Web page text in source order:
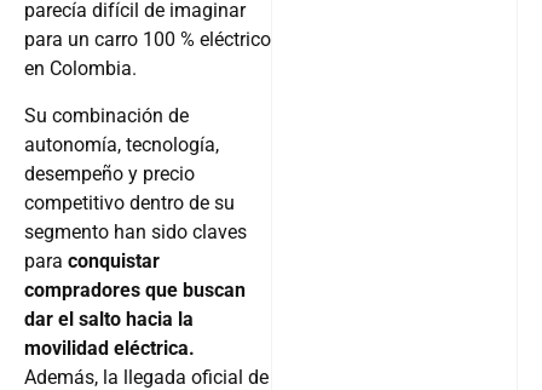
parecía difícil de imaginar
para un carro 100 % eléctrico
en Colombia.
Su combinación de
autonomía, tecnología,
desempeño y precio
competitivo dentro de su
segmento han sido claves
para conquistar
compradores que buscan
dar el salto hacia la
movilidad eléctrica.
Además, la llegada oficial de